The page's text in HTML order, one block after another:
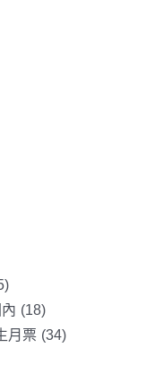
(18)
月票 (34)